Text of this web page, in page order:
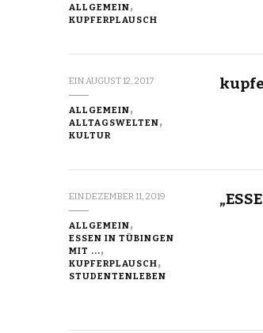
ALLGEMEIN
KUPFERPLAUSCH
EIN AUGUST 12, 2017
ALLGEMEIN
ALLTAGSWELTEN
KULTUR
EINDEZEMBER 11, 2019
ALLGEMEIN
ESSEN IN TÜBINGEN
MIT ...
KUPFERPLAUSCH
STUDENTENLEBEN